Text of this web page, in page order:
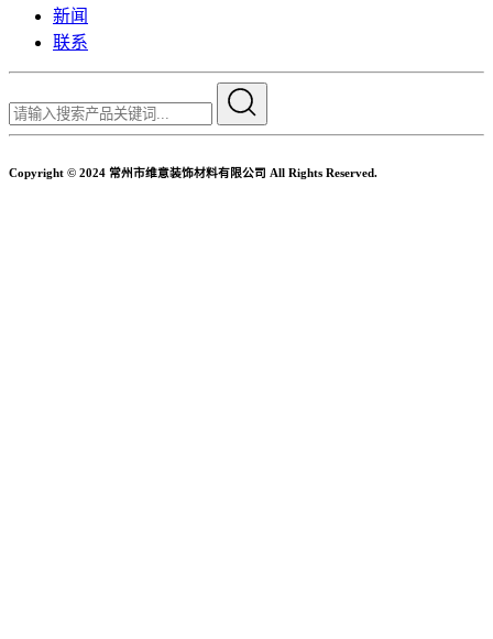
新闻
联系
Copyright © 2024 常州市维意装饰材料有限公司 All Rights Reserved.